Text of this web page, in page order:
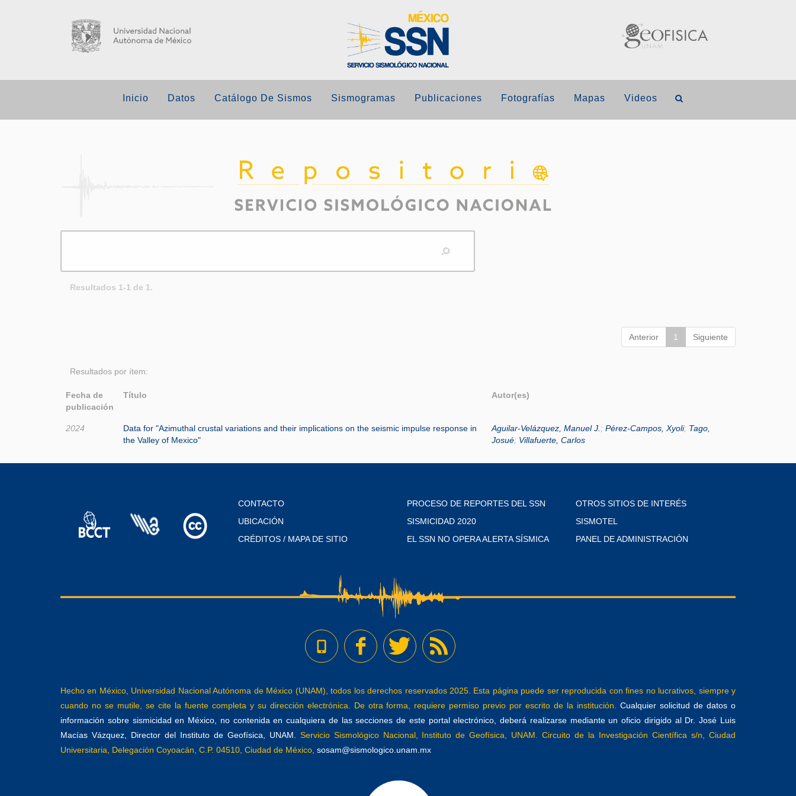
Inicio Datos Catálogo De Sismos Sismogramas Publicaciones Fotografías Mapas Videos
Resultados 1-1 de 1.
Anterior 1 Siguiente
Resultados por ítem:
Fecha de
publicación
Título Autor(es)
2024
Data for "Azimuthal crustal variations and their implications on the seismic impulse response in
the Valley of Mexico"
Aguilar-Velázquez, Manuel J. ; Pérez-Campos, Xyoli; Tago,
Josué; Villafuerte, Carlos
CONTACTO
UBICACIÓN
CRÉDITOS / MAPA DE SITIO
PROCESO DE REPORTES DEL SSN
SISMICIDAD 2020
EL SSN NO OPERA ALERTA SÍSMICA
OTROS SITIOS DE INTERÉS
SISMOTEL
PANEL DE ADMINISTRACIÓN
Hecho en México, Universidad Nacional Autónoma de México (UNAM), todos los derechos reservados 2025. Esta página puede ser reproducida con fines no lucrativos, siempre y
cuando no se mutile, se cite la fuente completa y su dirección electrónica. De otra forma, requiere permiso previo por escrito de la institución.Cualquier solicitud de datos o
información sobre sismicidad en México, no contenida en cualquiera de las secciones de este portal electrónico, deberá realizarse mediante un oficio dirigido al Dr. José Luis
Macías Vázquez, Director del Instituto de Geofísica, UNAM.
Servicio Sismológico Nacional, Instituto de Geofísica, UNAM. Circuito de la Investigación Científica s/n, Ciudad
Universitaria, Delegación Coyoacán, C.P. 04510, Ciudad de México, sosam@sismologico.unam.mx